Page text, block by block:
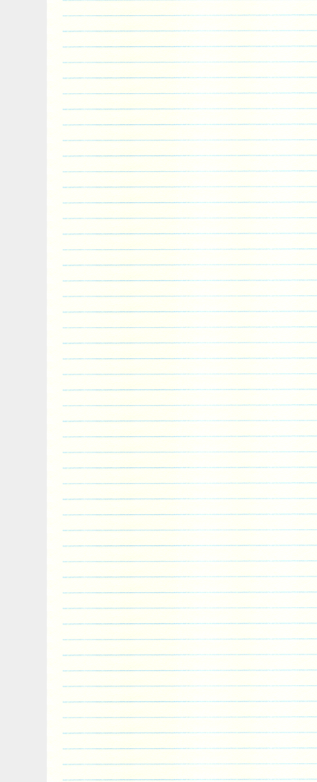
important to us. Good communication
we always believe that as long as you
communicate with us, we will give you a
Thank you for choosing us and have a
my shop, We offer an extensive range
by our professionals. Superiority in
CUSTOMER 100% approvingly.